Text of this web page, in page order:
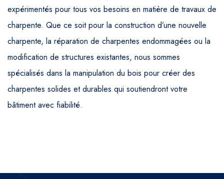
expérimentés pour tous vos besoins en matière de travaux de
charpente. Que ce soit pour la construction d’une nouvelle
charpente, la réparation de charpentes endommagées ou la
modification de structures existantes, nous sommes
spécialisés dans la manipulation du bois pour créer des
charpentes solides et durables qui soutiendront votre
bâtiment avec fiabilité.